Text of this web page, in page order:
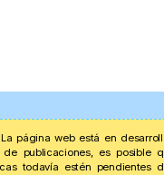
La página web está en
de publicaciones, es posible
todavía estén pendientes